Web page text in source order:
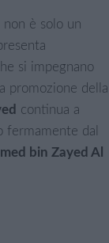
non è solo un
si impegnano
promozione della
continua a
fermamente dal
bin Zayed Al